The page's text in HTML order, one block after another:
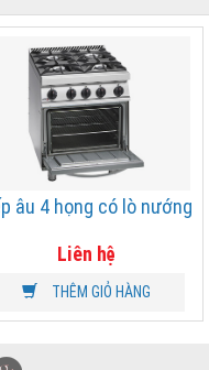
âu 4 họng có lò nướng
Liên hệ
THÊM GIỎ HÀNG